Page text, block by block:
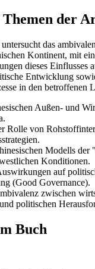
der
das
Kontinent, mit
dieses Einflusses
Entwicklung
in den betroffenen
Außen- und
Rolle von
Modells
Konditionen.
auf
(Good Governance).
zwischen
politischen
Buch